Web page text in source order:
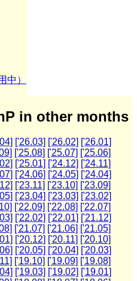
中）
in other months
['26.03] ['26.02] ['26.01]
['25.08] ['25.07] ['25.06]
['25.01] ['24.12] ['24.11]
['24.06] ['24.05] ['24.04]
['23.11] ['23.10] ['23.09]
['23.04] ['23.03] ['23.02]
['22.09] ['22.08] ['22.07]
['22.02] ['22.01] ['21.12]
['21.07] ['21.06] ['21.05]
['20.12] ['20.11] ['20.10]
['20.05] ['20.04] ['20.03]
['19.10] ['19.09] ['19.08]
['19.03] ['19.02] ['19.01]